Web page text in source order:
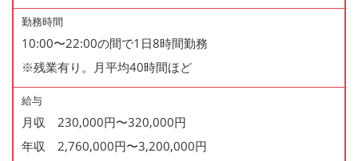
勤務時間
10:00〜22:00の間で1日8時間勤務
※残業有り。月平均40時間ほど
給与
月収 230,000円〜320,000円
年収 2,760,000円〜3,200,000円